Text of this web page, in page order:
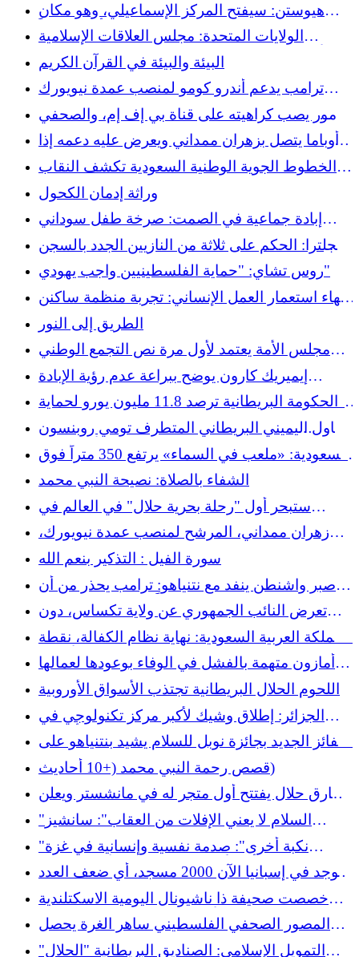
هيوستن: سيفتح المركز الإسماعيلي، وهو مكان
إسلامي ضخم بحجم ولاية تكساس، أبوابه قريباً
الولايات المتحدة: مجلس العلاقات الإسلامية
الأمريكية يدين احتمال بيع تيك توك لـ”مليارديرات
مناهضين للفلسطينيين”
البيئة والبيئة في القرآن الكريم
ترامب يدعم أندرو كومو لمنصب عمدة نيويورك
ويهدد بقطع المساعدات إذا تم انتخاب ممداني
زمور يصب كراهيته على قناة بي إف إم، والصحفي
يذعن بصمت
أوباما يتصل بزهران ممداني ويعرض عليه دعمه إذا
فاز بمنصب عمدة نيويورك
الخطوط الجوية الوطنية السعودية تكشف النقاب
عن علامتها التجارية للملابس الفاخرة "SV" في
أسبوع الرياض للموضة
وراثة إدمان الكحول
إبادة جماعية في الصمت: صرخة طفل سوداني
يتجاهلها العالم
إنجلترا: الحكم على ثلاثة من النازيين الجدد بالسجن
لمدة 29 عامًا بتهمة التخطيط لمهاجمة مسجد في
ليدز
روس تشاي: "حماية الفلسطينيين واجب يهودي"
إنهاء استعمار العمل الإنساني: تجربة منظمة ساكنن
الفلسطينية في غزة
الطريق إلى النور
مجلس الأمة يعتمد لأول مرة نص التجمع الوطني
حول الاتفاقية الفرنسية الجزائرية لسنة 1968
إيميريك كارون يوضح ببراعة عدم رؤية الإبادة
الجماعية في غزة من خلال تلفزيون فرنسا وراديو
فرنسا
الحكومة البريطانية ترصد 11.8 مليون يورو لحماية
حاول اليميني البريطاني المتطرف تومي روبنسون
انتحال نفسه كمسلم لدخول المسجد الأقصى في
القدس.
السعودية: «ملعب في السماء» يرتفع 350 متراً فوق
الشفاء بالصلاة: نصيحة النبي محمد
ستبحر أول "رحلة بحرية حلال" في العالم في
نوفمبر
زهران ممداني، المرشح لمنصب عمدة نيويورك،
يدافع عن عقيدته الإسلامية وهويته
سورة الفيل : التذكير بنعم الله
صبر واشنطن ينفد مع نتنياهو: ترامب يحذر من أن
“إسرائيل لن تفعل شيئاً” في الضفة الغربية
تعرض النائب الجمهوري عن ولاية تكساس، دون
جيل، لانتقادات بسبب تصريحات معادية للإسلام ضد
الصحفي مهدي حسن
المملكة العربية السعودية: نهاية نظام الكفالة، نقطة
أمازون متهمة بالفشل في الوفاء بوعودها لعمالها
المهاجرين في المملكة العربية السعودية
اللحوم الحلال البريطانية تجتذب الأسواق الأوروبية
الجزائر: إطلاق وشيك لأكبر مركز تكنولوجي في
أفريقيا
الفائز الجديد بجائزة نوبل للسلام يشيد بنتنياهو على
قصص رحمة النبي محمد (+10 أحاديث)
طارق حلال يفتتح أول متجر له في مانشستر ويعلن
عن خلق 1000 فرصة عمل في المملكة المتحدة
"السلام لا يعني الإفلات من العقاب": سانشيز
يستهدف نتنياهو بسبب الإبادة الجماعية في غزة
"نكبة أخرى": صدمة نفسية وإنسانية في غزة
ستستغرق أجيالاً للشفاء، بحسب الأمم المتحدة
يوجد في إسبانيا الآن 2000 مسجد، أي ضعف العدد
في عام 2011
خصصت صحيفة ذا ناشيونال اليومية الاسكتلندية
صفحتها الأولى للإبادة الجماعية في غزة
المصور الصحفي الفلسطيني ساهر الغرة يحصل
على جائزة بايو
التمويل الإسلامي: الصناديق البريطانية "الحلال"